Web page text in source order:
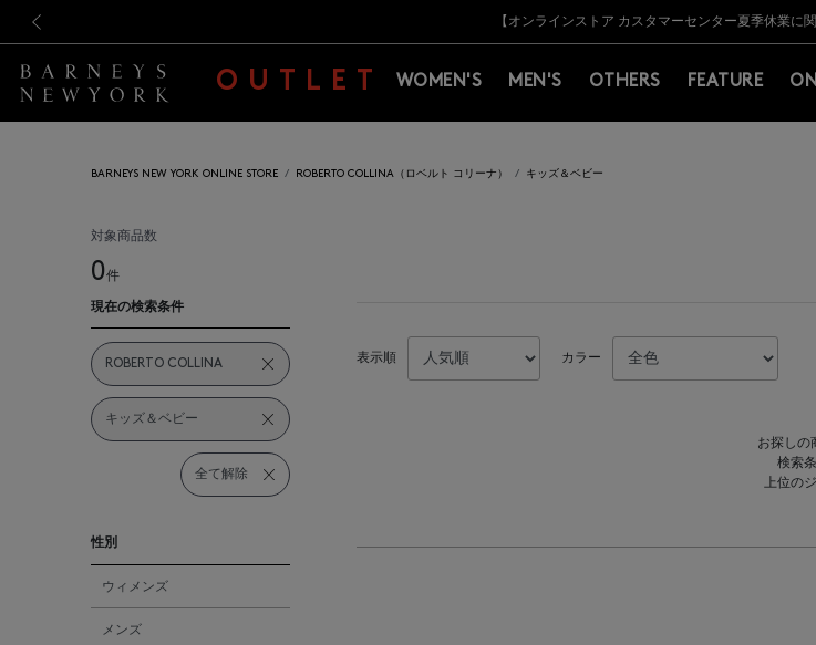
新規登録のお客様も対象！＜MY BARNEYS＞会員のお客様は11,000円（税込）
【夏季休業に伴う出荷一時停止のお知
【オンラインストア カスタマーセンター夏季休業に
【夏季休業に伴う返品・交換承り一時停止の
熊本県を中心とした地震の影響によるお荷
【開催中】SUMMER SALEのご案内
新規登録のお客様も対象！＜MY BARNEYS＞会員のお客様は11,000円（税込）
【夏季休業に伴う出荷一時停止のお知
OUTLET WOMEN'S MEN'S OTHERS FEATURE
BARNEYS NEW YORK ONLINE STORE ROBERTO COLLINA（ロベルト コリーナ） キッズ＆ベビー
対象商品数
0件
現在の検索条件
ROBERTO COLLINA
キッズ＆ベビー
全て解除
性別
ウィメンズ
メンズ
表示順 カラー
お探しの
検索
上位の